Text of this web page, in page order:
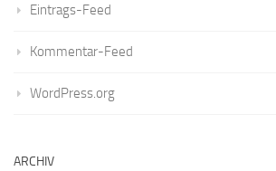
Eintrags-Feed
Kommentar-Feed
WordPress.org
ARCHIV